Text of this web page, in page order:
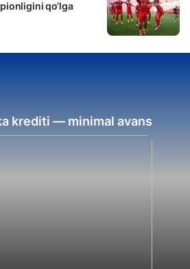
qo‘lga
krediti — minimal avans